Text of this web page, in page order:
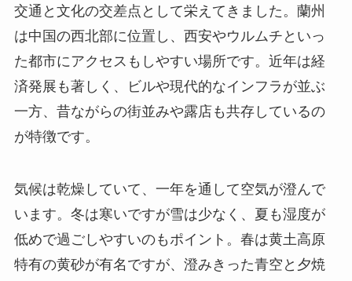
交通と文化の交差点として栄えてきました。蘭州
は中国の西北部に位置し、西安やウルムチといっ
た都市にアクセスもしやすい場所です。近年は経
済発展も著しく、ビルや現代的なインフラが並ぶ
一方、昔ながらの街並みや露店も共存しているの
が特徴です。
気候は乾燥していて、一年を通して空気が澄んで
います。冬は寒いですが雪は少なく、夏も湿度が
低めで過ごしやすいのもポイント。春は黄土高原
特有の黄砂が有名ですが、澄みきった青空と夕焼